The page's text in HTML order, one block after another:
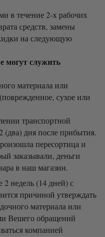
в течение 2-х рабочих
средств, замены
на следующую
могут служить
материала или
сухое или
транспортной
(два) дня после прибытия.
пересортица и
заказывали, деньги
в наш магазин.
2 недель (14 дней) с
причиной утверждать
материала или
Вешего обращений
компанией